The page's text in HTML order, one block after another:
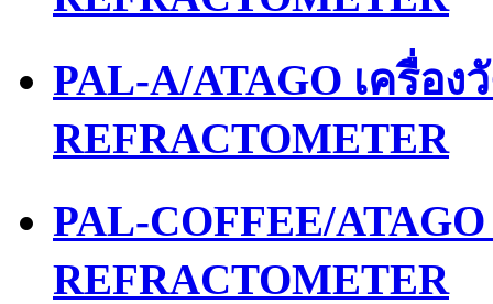
PAL-A/ATAGO เครื่อ
REFRACTOMETER
PAL-COFFEE/
REFRACTOMETER